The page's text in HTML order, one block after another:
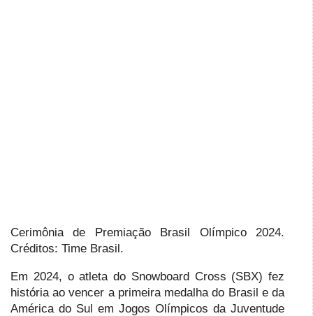
Cerimônia de Premiação Brasil Olímpico 2024.
Créditos: Time Brasil.
Em 2024, o atleta do Snowboard Cross (SBX) fez
história ao vencer a primeira medalha do Brasil e da
América do Sul em Jogos Olímpicos da Juventude